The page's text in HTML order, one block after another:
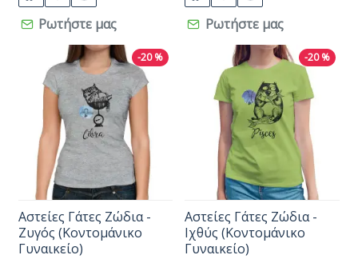
Ρωτήστε μας Ρωτήστε μας
-20 %
Αστείες Γάτες Ζώδια -
Ζυγός (Κοντομάνικο
Γυναικείο)
-20 %
Αστείες Γάτες Ζώδια -
Ιχθύς (Κοντομάνικο
Γυναικείο)